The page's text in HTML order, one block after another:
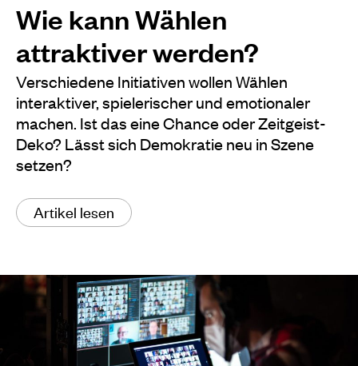
Wie kann Wählen
attraktiver werden?
Verschiedene Initiativen wollen Wählen
interaktiver, spielerischer und emotionaler
machen. Ist das eine Chance oder Zeitgeist-
Deko? Lässt sich Demokratie neu in Szene
setzen?
Artikel lesen